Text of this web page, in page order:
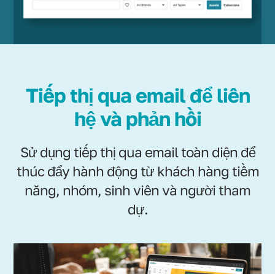
Tiếp thị qua email để liên
hệ và phản hồi
Sử dụng tiếp thị qua email toàn diện để
thúc đẩy hành động từ khách hàng tiềm
năng, nhóm, sinh viên và người tham
dự.